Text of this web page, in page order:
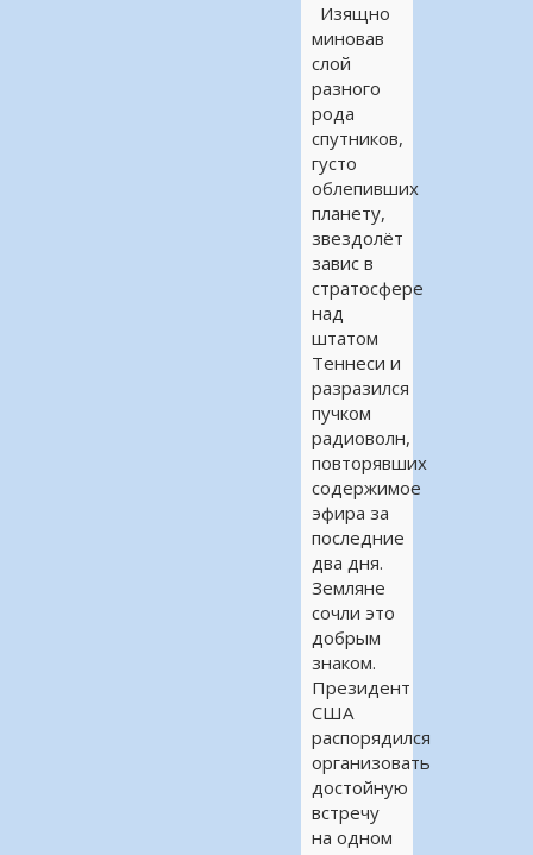
Изящно
миновав
слой
разного
рода
спутников,
густо
облепивших
планету,
звездолёт
завис в
стратосфере
над
штатом
Теннеси и
разразился
пучком
радиоволн,
повторявших
содержимое
эфира за
последние
два дня.
Земляне
сочли это
добрым
знаком.
Президент
США
распорядился
организовать
достойную
встречу
на одном